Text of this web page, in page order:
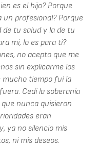
es el hijo? Porque
un profesional? Porque
de tu salud y la de tu
mi, lo es para ti?
no acepto que me
sin explicarme los
mucho tiempo fui la
Cedí la soberanía
nunca quisieron
eran
ya no silencio mis
ni mis deseos.